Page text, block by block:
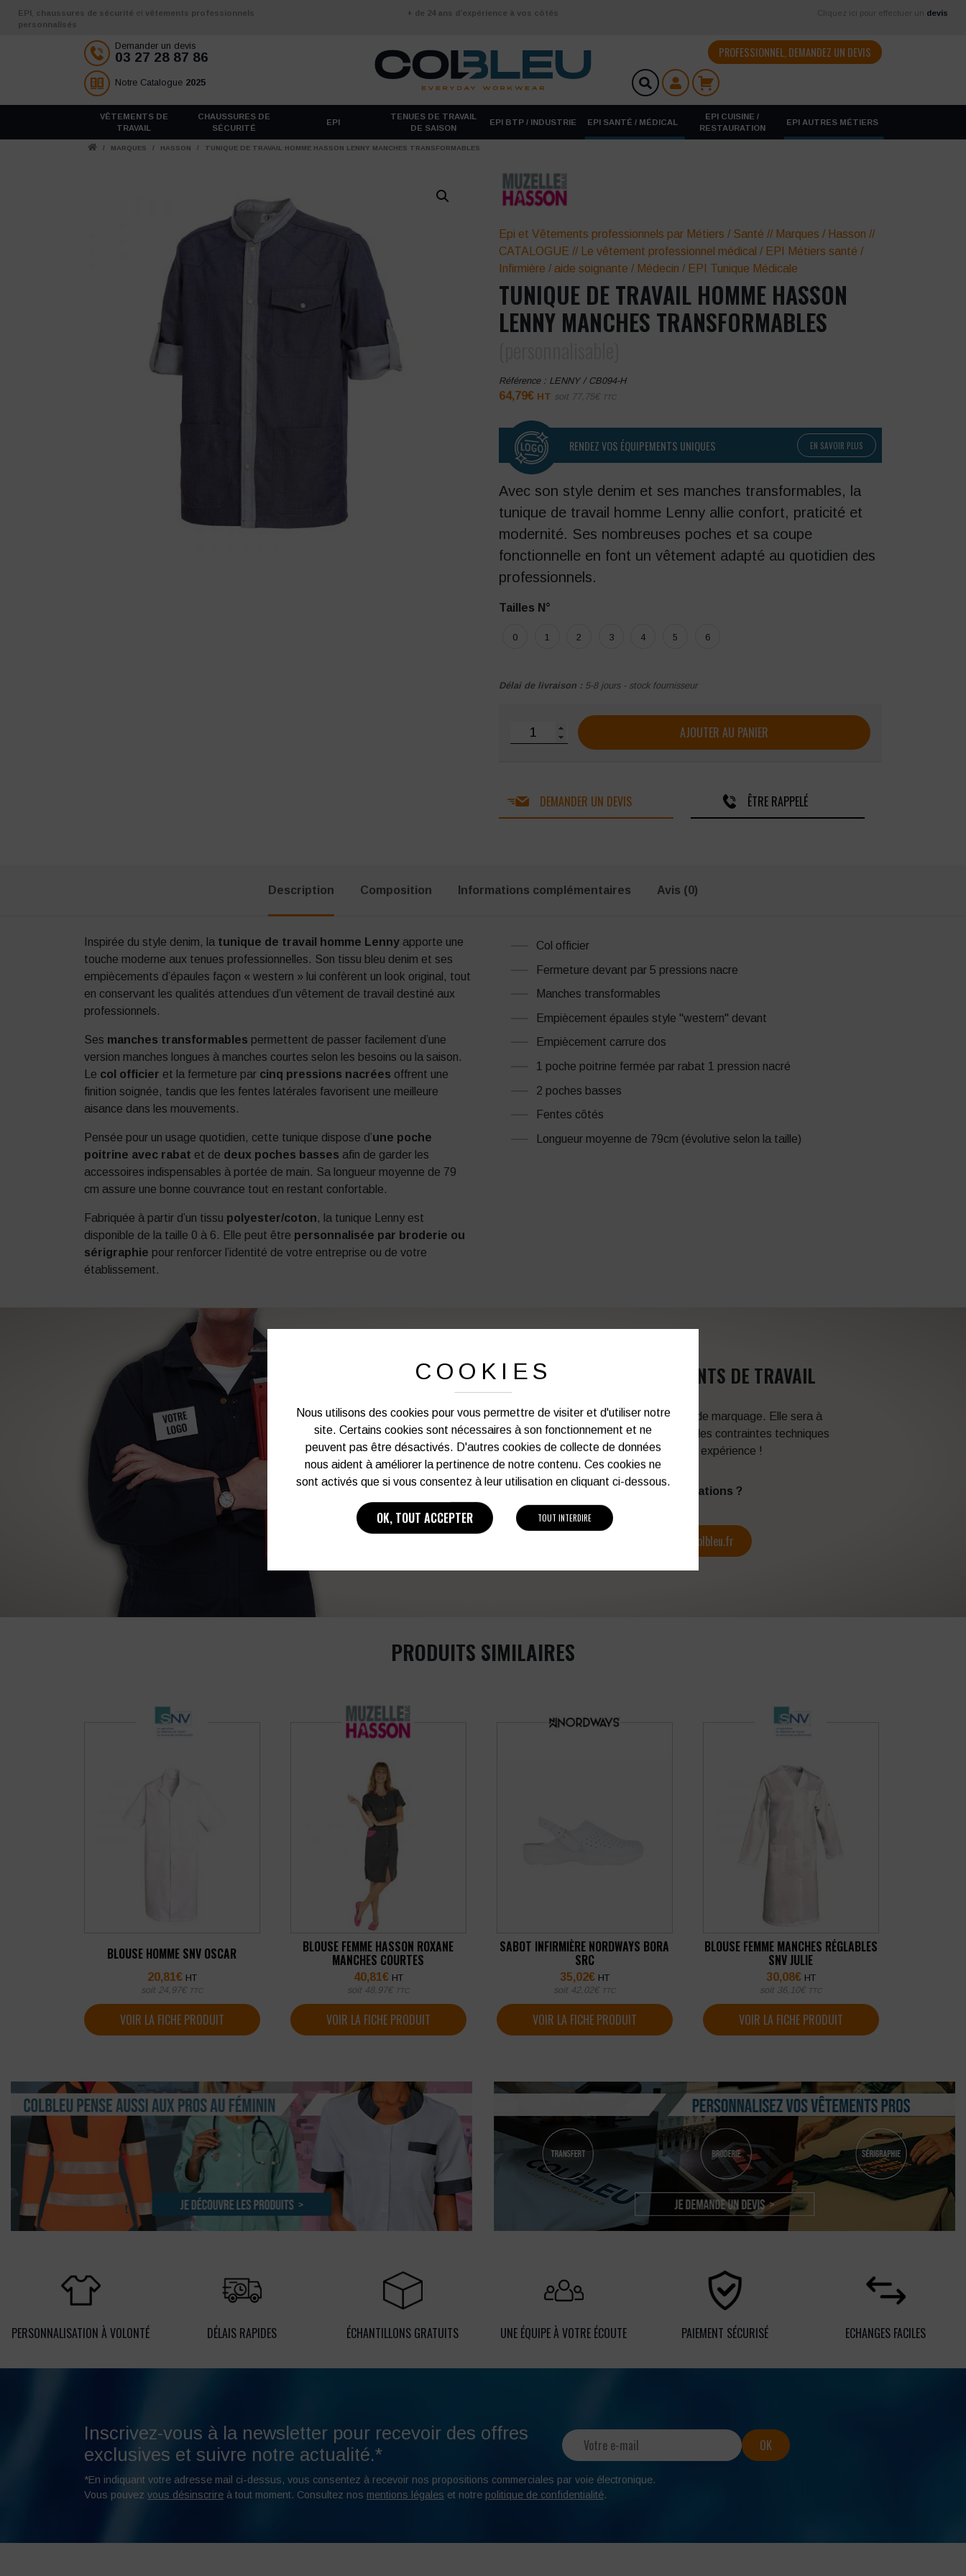
Aller au contenu
EPI chaussures de sécurité et vêtements professionnels
personnalisés
+ de 24 ans d’expérience à vos côtés Cliquez ici pour effectuer un devis
Demander un devis
03 27 28 87 86
Notre Catalogue 2025
PROFESSIONNEL, DEMANDEZ UN DEVIS
VÊTEMENTS DE
TRAVAIL
CHAUSSURES DE
SÉCURITÉ
EPI
TENUES DE TRAVAIL
DE SAISON
EPI BTP / INDUSTRIE EPI SANTÉ / MÉDICAL
EPI CUISINE /
RESTAURATION
EPI AUTRES MÉTIERS
/ MARQUES / HASSON / TUNIQUE DE TRAVAIL HOMME HASSON LENNY MANCHES TRANSFORMABLES
Epi et Vêtements professionnels par Métiers / Santé // Marques / Hasson //
CATALOGUE // Le vêtement professionnel médical / EPI Métiers santé /
Infirmière / aide soignante / Médecin / EPI Tunique Médicale
TUNIQUE DE TRAVAIL HOMME HASSON
LENNY MANCHES TRANSFORMABLES
Référence : LENNY / CB094-H
64,79€ HT soit 77,75€ TTC
RENDEZ VOS ÉQUIPEMENTS UNIQUES EN SAVOIR PLUS
Avec son style denim et ses manches transformables, la
tunique de travail homme Lenny allie confort, praticité et
modernité. Ses nombreuses poches et sa coupe
fonctionnelle en font un vêtement adapté au quotidien des
professionnels.
Tailles N°
0 1 2 3 4 5 6
Délai de livraison : 5-8 jours - stock fournisseur
quantité de Tunique de travail homme HASSON LENNY manches transformables
AJOUTER AU PANIER
DEMANDER UN DEVIS ÊTRE RAPPELÉ
Description Composition Informations complémentaires Avis (0)
Inspirée du style denim, la tunique de travail homme Lenny apporte une
touche moderne aux tenues professionnelles. Son tissu bleu denim et ses
empiècements d’épaules façon « western » lui confèrent un look original, tout
en conservant les qualités attendues d’un vêtement de travail destiné aux
professionnels.
Ses manches transformables permettent de passer facilement d’une
version manches longues à manches courtes selon les besoins ou la saison.
Le col officier et la fermeture par cinq pressions nacrées offrent une
finition soignée, tandis que les fentes latérales favorisent une meilleure
aisance dans les mouvements.
Pensée pour un usage quotidien, cette tunique dispose d’une poche
poitrine avec rabat et de deux poches basses afin de garder les
accessoires indispensables à portée de main. Sa longueur moyenne de 79
cm assure une bonne couvrance tout en restant confortable.
Fabriquée à partir d’un tissu polyester/coton, la tunique Lenny est
disponible de la taille 0 à 6. Elle peut être personnalisée par broderie ou
sérigraphie pour renforcer l’identité de votre entreprise ou de votre
établissement.
Col officier
Fermeture devant par 5 pressions nacre
Manches transformables
Empiècement épaules style "western" devant
Empiècement carrure dos
1 poche poitrine fermée par rabat 1 pression nacré
2 poches basses
Fentes côtés
Longueur moyenne de 79cm (évolutive selon la taille)
PERSONNALISATION DE VOS VÊTEMENTS DE TRAVAIL
Notre graphiste connait les produits et les techniques de marquage. Elle sera à
votre service afin d’optimiser votre support en fonction des contraintes techniques
et de vos besoins d’image. Profitez de son expérience !
Vous souhaitez avoir plus d’informations ?
contact@colbleu.fr
PRODUITS SIMILAIRES
BLOUSE HOMME SNV OSCAR
20,81€ HT
soit 24,97€ TTC
VOIR LA FICHE PRODUIT
BLOUSE FEMME HASSON ROXANE
MANCHES COURTES
40,81€ HT
soit 48,97€ TTC
VOIR LA FICHE PRODUIT
SABOT INFIRMIÈRE NORDWAYS BORA
SRC
35,02€ HT
soit 42,02€ TTC
VOIR LA FICHE PRODUIT
BLOUSE FEMME MANCHES RÉGLABLES
SNV JULIE
30,08€ HT
soit 36,10€ TTC
VOIR LA FICHE PRODUIT
PERSONNALISATION À VOLONTÉ DÉLAIS RAPIDES ÉCHANTILLONS GRATUITS UNE ÉQUIPE À VOTRE ÉCOUTE PAIEMENT SÉCURISÉ ECHANGES FACILES
Inscrivez-vous à la newsletter pour recevoir des offres
exclusives et suivre notre actualité.*
*En indiquant votre adresse mail ci-dessus, vous consentez à recevoir nos propositions commerciales par voie électronique.
Vous pouvez vous désinscrire à tout moment. Consultez nos mentions légales et notre politique de confidentialité.
COOKIES
Nous utilisons des cookies pour vous permettre de visiter et d'utiliser notre
site. Certains cookies sont nécessaires à son fonctionnement et ne
peuvent pas être désactivés. D'autres cookies de collecte de données
nous aident à améliorer la pertinence de notre contenu. Ces cookies ne
sont activés que si vous consentez à leur utilisation en cliquant ci-dessous.
OK, TOUT ACCEPTER TOUT INTERDIRE